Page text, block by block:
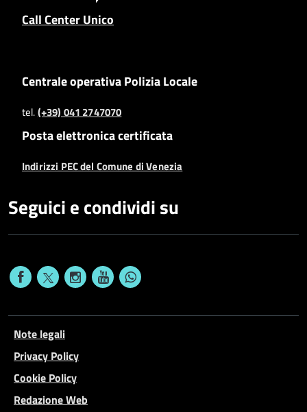
Call Center Unico
Centrale operativa Polizia Locale
tel.(+39) 041 2747070
Posta elettronica certificata
Indirizzi PEC del Comune di Venezia
Seguici e condividi su
Note legali
Privacy Policy
Cookie Policy
Redazione Web